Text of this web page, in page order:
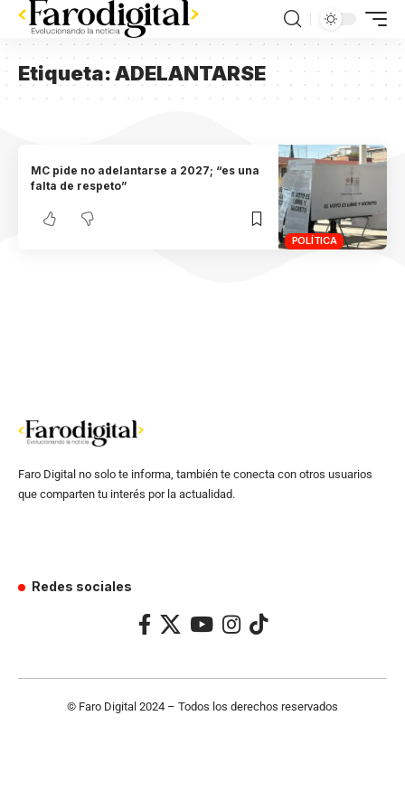
Etiqueta:ADELANTARSE
POLÍTICA
MC pide no adelantarse a 2027; “es una
falta de respeto”
Faro Digital no solo te informa, también te conecta con otros usuarios
que comparten tu interés por la actualidad.
Redes sociales
© Faro Digital 2024 – Todos los derechos reservados